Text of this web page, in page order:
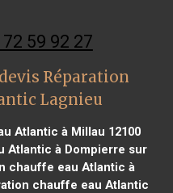
59 92 27
Réparation
Lagnieu
Atlantic à Millau 12100
Atlantic à Dompierre sur
chauffe eau Atlantic à
chauffe eau Atlantic